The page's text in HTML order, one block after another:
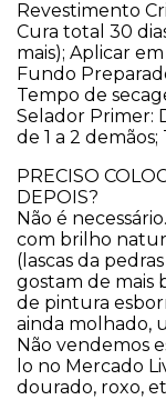
Revestimento
Cura total 30
mais); Aplicar
Fundo
Tempo de
Selador Primer:
de 1 a 2
PRECISO
DEPOIS?
Não é
com brilho
(lascas da
gostam de mais
de pintura
ainda molhado,
Não vendemos
lo no Mercado
dourado, roxo,